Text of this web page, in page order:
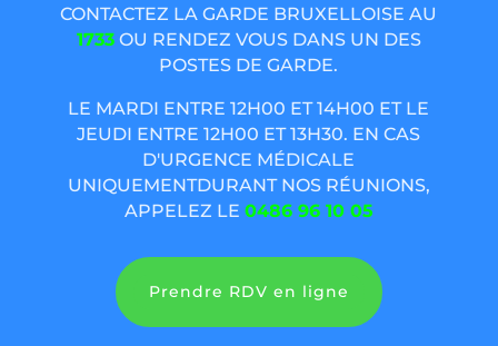
CONTACTEZ LA GARDE BRUXELLOISE AU
1733OU RENDEZ VOUS DANS UN DES
POSTES DE GARDE.
LE MARDI ENTRE 12H00 ET 14H00 ET LE
JEUDI ENTRE 12H00 ET 13H30. EN CAS
D'URGENCE MÉDICALE
UNIQUEMENTDURANT NOS RÉUNIONS,
APPELEZ LE 0486 96 10 05
Prendre RDV en ligne